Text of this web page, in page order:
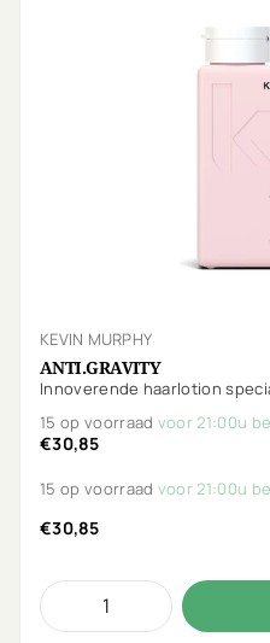
KEVIN MURPHY
ANTI.GRAVITY
Innoverende haarlotion
15 op voorraad voor 21:00u
€30,85
15 op voorraad voor 21:00u
€30,85